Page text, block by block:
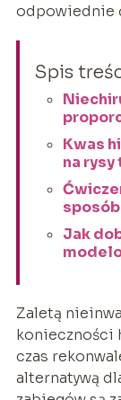
odpowiednie
Spis
Kwas
na rysy
Jak
Zaletą
konieczności
czas
alternatywą